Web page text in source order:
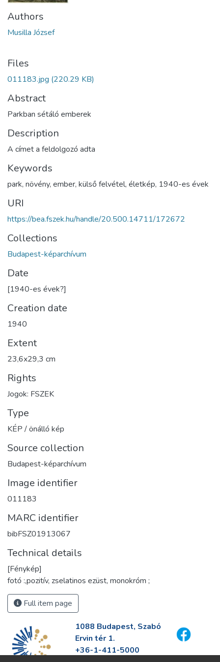
Authors
Musilla József
Files
011183.jpg (220.29 KB)
Abstract
Parkban sétáló emberek
Description
A címet a feldolgozó adta
Keywords
park, növény, ember, külső felvétel, életkép, 1940-es évek
URI
https://bea.fszek.hu/handle/20.500.14711/172672
Collections
Budapest-képarchívum
Date
[1940-es évek?]
Creation date
1940
Extent
23,6x29,3 cm
Rights
Jogok: FSZEK
Type
KÉP / önálló kép
Source collection
Budapest-képarchívum
Image identifier
011183
MARC identifier
bibFSZ01913067
Technical details
[Fénykép]
fotó :,pozitív, zselatinos ezüst, monokróm ;
Full item page
1088 Budapest, Szabó
Ervin tér 1.
+36-1-411-5000